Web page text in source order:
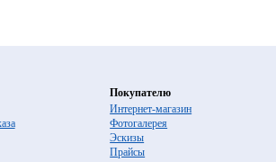
Покупателю
Интернет-магазин
Фотогалерея
Эскизы
Прайсы